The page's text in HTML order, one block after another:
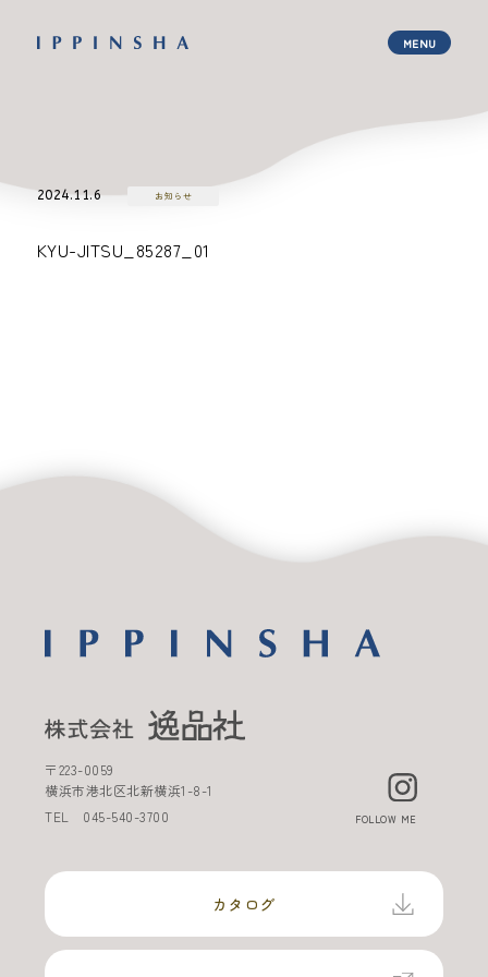
2024.11.6 お知らせ
KYU-JITSU_85287_01
〒223-0059
横浜市港北区北新横浜1-8-1
TEL 045-540-3700 FOLLOW ME
カタログ